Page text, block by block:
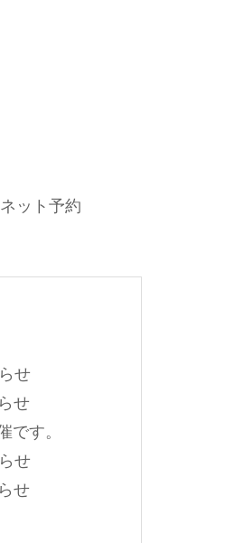
ネット予約
せ
せ
です。
せ
せ